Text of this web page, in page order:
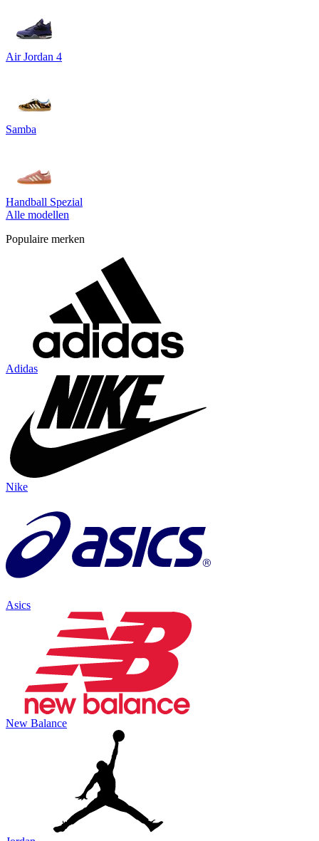
Air Jordan 4
Samba
Handball Spezial
Alle modellen
Populaire merken
Adidas
Nike
Asics
New Balance